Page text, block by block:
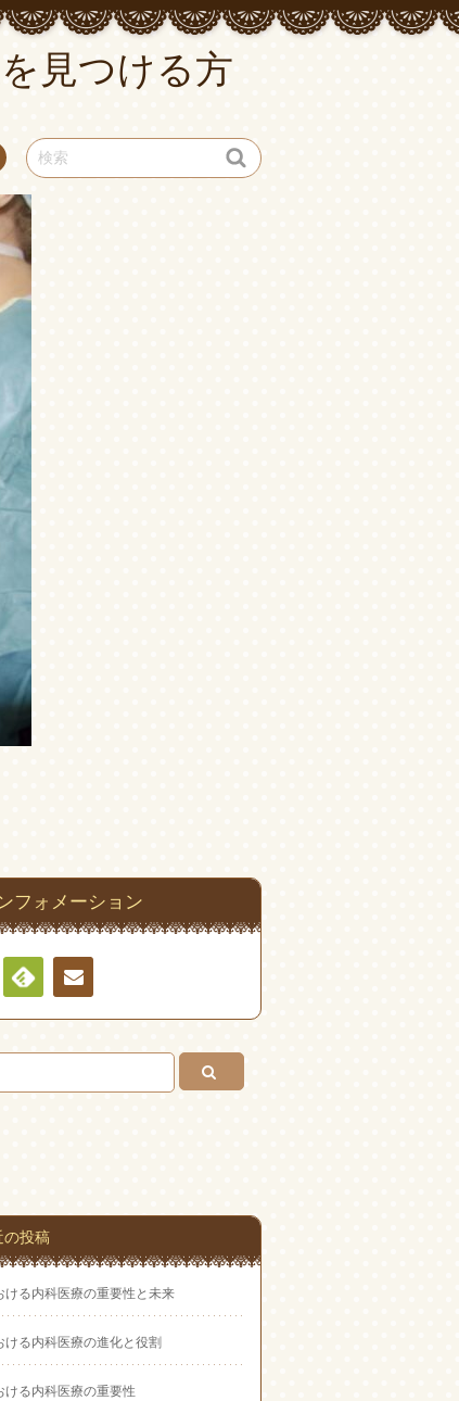
見つける方
フォメーション
RSS
Feedlyお問
い合
わせ
の投稿
ける内科医療の重要性と未来
ける内科医療の進化と役割
ける内科医療の重要性